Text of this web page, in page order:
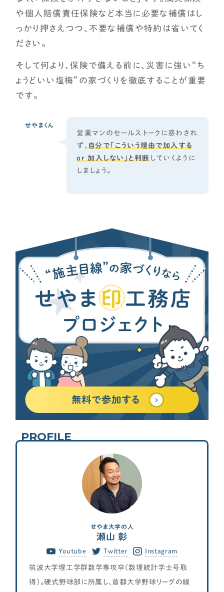
や個人賠償責任保険など本当に必要な補償はし
っかり押さえつつ、不要な補償や特約は省いてく
ださい。
そして何より、保険で備える前に、災害に強い“ち
ょうどいい塩梅”の家づくりを徹底することが重要
です。
営業マンのセールストークに惑わされ
ず、 自分で「こういう理由で加入する
or 加入しない」と判断 していくように
しましょう。
せやまくん
PROFILE
せやま大学の人
瀬山 彰
Youtube Twitter Instagram
筑波大学理工学群数学専攻卒（数理統計学士号取
得）。硬式野球部に所属し、首都大学野球リーグの線